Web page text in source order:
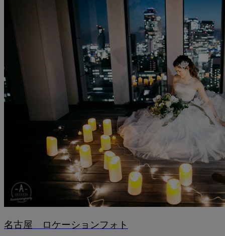
名古屋 ロケーションフォト